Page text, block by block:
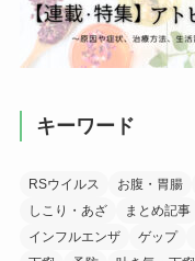
キーワード
RSウイルス お腹・胃腸
しこり・あざ
まとめ記事
インフルエンザ
ゲップ